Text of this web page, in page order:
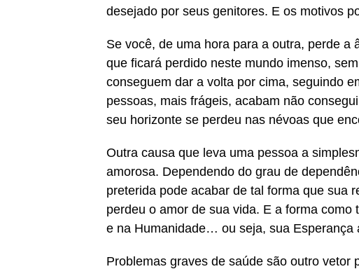
desejado por seus genitores. E os motivos
Se você, de uma hora para a outra, perde
que ficará perdido neste mundo imenso,
conseguem dar a volta por cima, seguindo
pessoas, mais frágeis, acabam não
seu horizonte se perdeu nas névoas que
Outra causa que leva uma pessoa a
amorosa. Dependendo do grau de
preterida pode acabar de tal forma que sua
perdeu o amor de sua vida. E a forma
e na Humanidade… ou seja, sua
Problemas graves de saúde são outro vetor